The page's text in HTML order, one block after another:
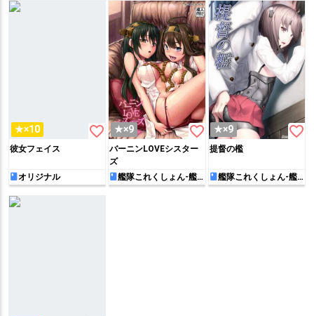
★×10 favorite_border
彼女フェイス
オリジナル
★×9 favorite_border
バーニンLOVEシスター
ズ
艦隊これくしょん-艦
これ-
★×9 favorite_border
提督の檻
艦隊これくしょん-艦
これ-